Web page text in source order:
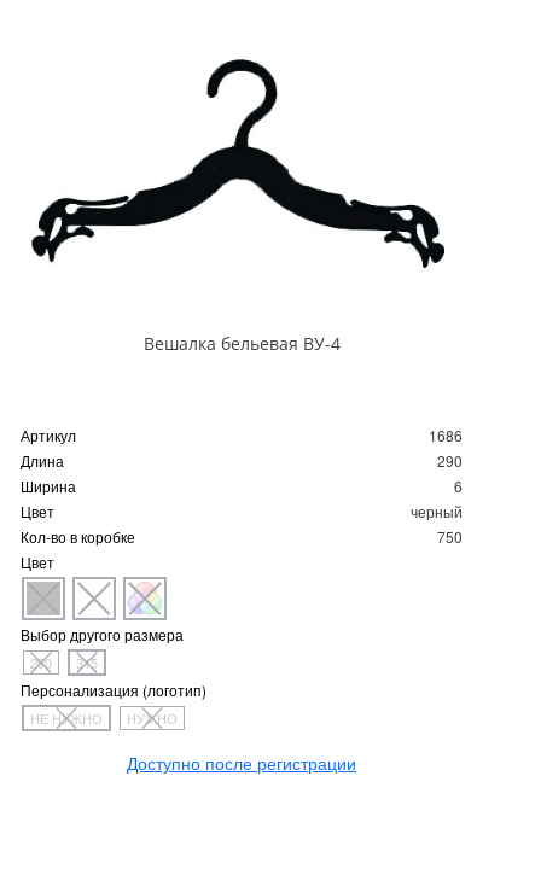
Вешалка бельевая ВУ-4
Артикул
1686
Длина
290
Ширина
6
Цвет
черный
Кол-во в коробке
750
Цвет
Выбор другого размера
290 315
Персонализация (логотип)
НЕ НУЖНО НУЖНО
Доступно после регистрации